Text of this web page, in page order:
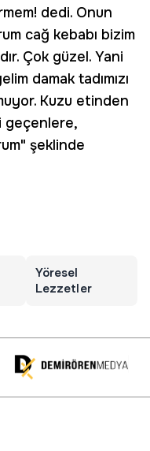
dedi. Onun
cağ kebabı bizim
Çok güzel. Yani
damak tadımızı
Kuzu etinden
geçenlere,
şeklinde
Yöresel
Lezzetler